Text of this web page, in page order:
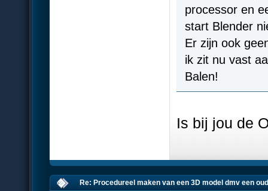
processor en
start Blender
Er zijn ook
ik zit nu vast
Balen!
Is bij jou de
Re: Procedureel maken van een 3D model dmv een